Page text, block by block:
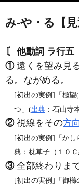
み‐や・る【見
〘 他動詞 ラ行五
①遠くを望み見
る。ながめる。
[初出の実例]「極望
つ」(出典 ：石山寺
②視線をその方向
[初出の実例]「かし
典：枕草子（１０
③全部終わりま
[初出の実例]「御櫛